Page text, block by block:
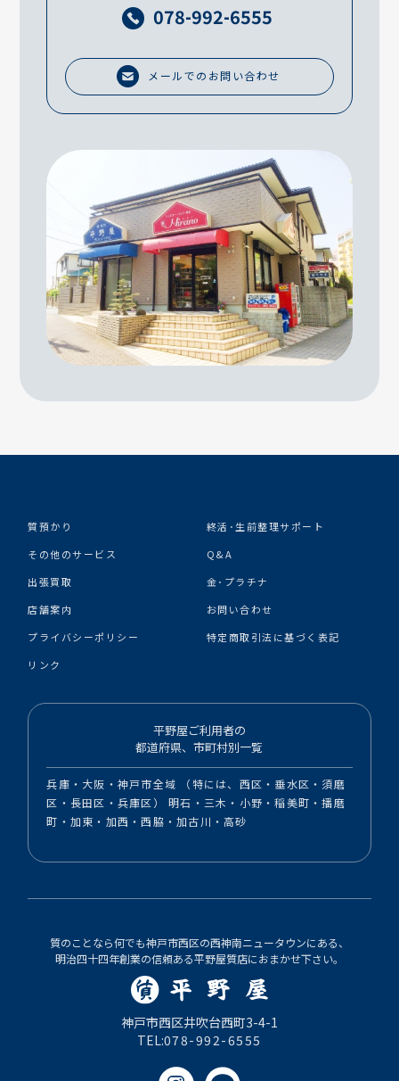
078-992-6555
メールでのお問い合わせ
質預かり
終活･生前整理サポート
その他のサービス
Q&A
出張買取
金･プラチナ
店舗案内
お問い合わせ
プライバシーポリシー
特定商取引法に基づく表記
リンク
平野屋ご利用者の
都道府県、市町村別一覧
兵庫・大阪・神戸市全域 （特には、西区・垂水区・須磨
区・長田区・兵庫区） 明石・三木・小野・稲美町・播磨
町・加東・加西・西脇・加古川・高砂
質のことなら何でも神戸市西区の西神南ニュータウンにある、
明治四十四年創業の信頼ある平野屋質店におまかせ下さい。
神戸市西区井吹台西町3-4-1
TEL:078-992-6555